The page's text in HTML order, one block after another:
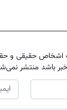
اشخاص حقیقی و
خبر باشد منتشر